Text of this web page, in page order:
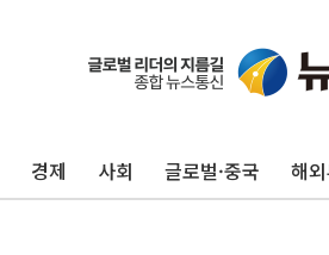
경제 사회 글로벌·중국 해
[사진] 이슬람 수니
뉴욕증시 개장
트럼프 "금리 내려
특정 정치인 측근